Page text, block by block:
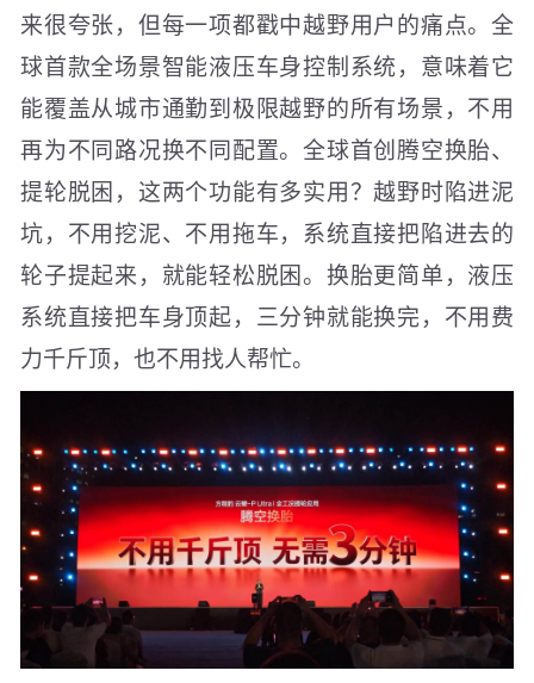
来很夸张，但每一项都戳中越野用户的痛点。全
球首款全场景智能液压车身控制系统，意味着它
能覆盖从城市通勤到极限越野的所有场景，不用
再为不同路况换不同配置。全球首创腾空换胎、
提轮脱困，这两个功能有多实用？越野时陷进泥
坑，不用挖泥、不用拖车，系统直接把陷进去的
轮子提起来，就能轻松脱困。换胎更简单，液压
系统直接把车身顶起，三分钟就能换完，不用费
力千斤顶，也不用找人帮忙。